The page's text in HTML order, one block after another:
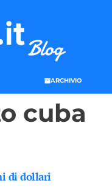
ARCHIVIO
cuba
di dollari